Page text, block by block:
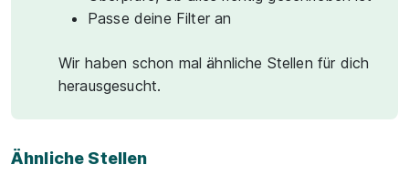
Passe deine Filter an
Wir haben schon mal ähnliche Stellen für dich
herausgesucht.
Ähnliche Stellen